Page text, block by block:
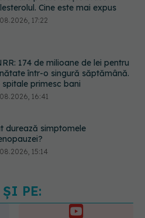
174 de milioane de lei pentru
într-o singură săptămână.
durează simptomele
15:14
Cancerele care pot fi
Dr. Sorin Bogdan
ȘI PE: